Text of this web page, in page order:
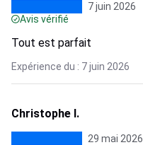
7 juin 2026
Avis vérifié
Tout est parfait
Expérience du : 7 juin 2026
Christophe I.
29 mai 2026